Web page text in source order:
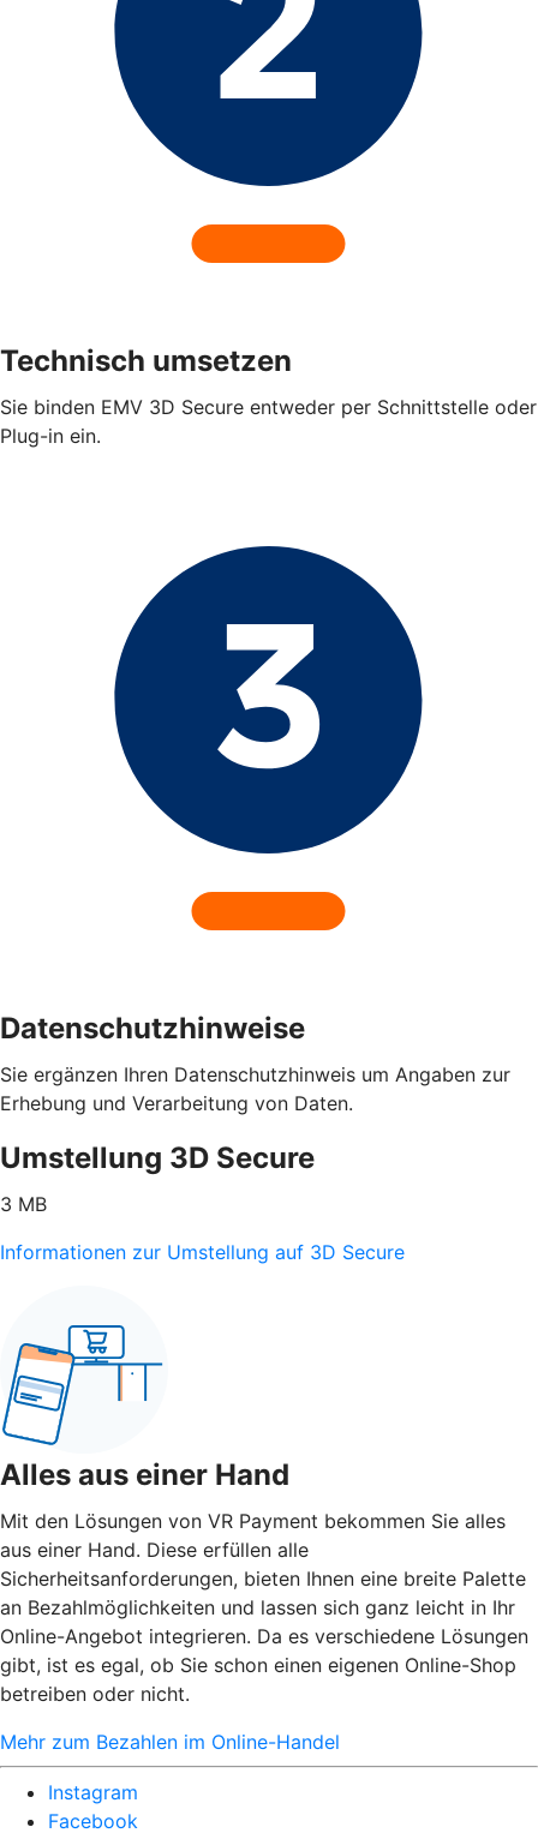
Technisch umsetzen
Sie binden EMV 3D Secure entweder per Schnittstelle oder
Plug-in ein.
Datenschutzhinweise
Sie ergänzen Ihren Datenschutzhinweis um Angaben zur
Erhebung und Verarbeitung von Daten.
Umstellung 3D Secure
3 MB
Informationen zur Umstellung auf 3D Secure
Alles aus einer Hand
Mit den Lösungen von VR Payment bekommen Sie alles
aus einer Hand. Diese erfüllen alle
Sicherheitsanforderungen, bieten Ihnen eine breite Palette
an Bezahlmöglichkeiten und lassen sich ganz leicht in Ihr
Online-Angebot integrieren. Da es verschiedene Lösungen
gibt, ist es egal, ob Sie schon einen eigenen Online-Shop
betreiben oder nicht.
Mehr zum Bezahlen im Online-Handel
Instagram
Facebook